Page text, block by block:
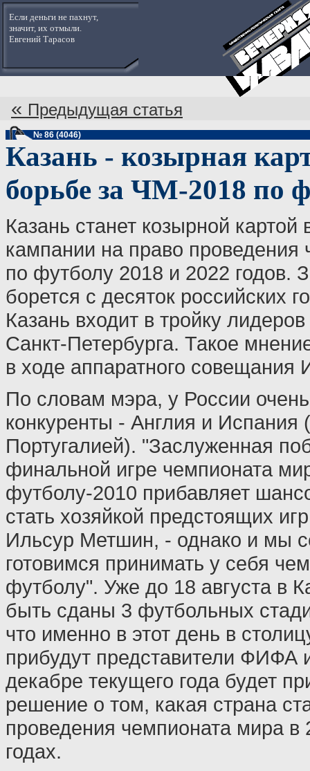
Если деньги не пахнут,
значит, их отмыли.
Евгений Тарасов
« Предыдущая статья
№ 86 (4046)
Казань - козырная
борьбе за ЧМ-2018 по
Казань станет козырной картой
кампании на право проведения
по футболу 2018 и 2022 годов.
борется с десяток российских
Казань входит в тройку
Санкт-Петербурга. Такое
в ходе аппаратного
По словам мэра, у России
конкуренты - Англия и Испания
Португалией). "Заслуженная
финальной игре чемпионата
футболу-2010 прибавляет
стать хозяйкой предстоящих
Ильсур Метшин, - однако и мы
готовимся принимать у себя
футболу". Уже до 18 августа в
быть сданы 3 футбольных
что именно в этот день в
прибудут представители ФИФА
декабре текущего года будет
решение о том, какая страна
проведения чемпионата мира в
годах.